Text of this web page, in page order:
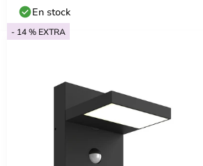
En stock
- 14 % EXTRA